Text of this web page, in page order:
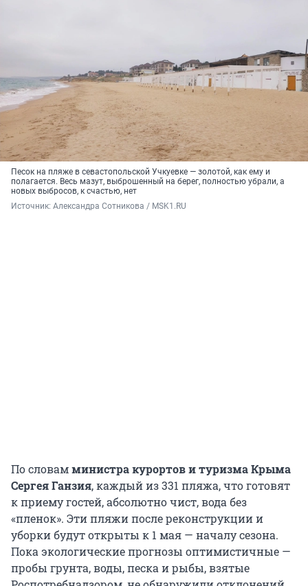
Песок на пляже в севастопольской Учкуевке — золотой, как ему и
полагается. Весь мазут, выброшенный на берег, полностью убрали, а
новых выбросов, к счастью, нет
Источник: Александра Сотникова / MSK1.RU
По словамминистра курортов и туризма Крыма
Сергея Ганзия, каждый из 331 пляжа, что готовят
к приему гостей, абсолютно чист, вода без
«пленок». Эти пляжи после реконструкции и
уборки будут открыты к 1 мая — началу сезона.
Пока экологические прогнозы оптимистичные —
пробы грунта, воды, песка и рыбы, взятые